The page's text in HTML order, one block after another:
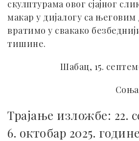
скулптурама овог сјајног
макар у дијалогу са
вратимо у свакако
тишине.
Шабац, 15.
Трајање изложбе: 22.
6. октобар 2025.